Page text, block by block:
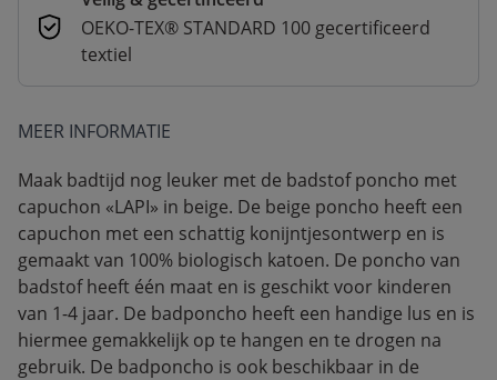
OEKO-TEX® STANDARD 100 gecertificeerd
textiel
MEER INFORMATIE
Maak badtijd nog leuker met de badstof poncho met
capuchon «LAPI» in beige. De beige poncho heeft een
capuchon met een schattig konijntjesontwerp en is
gemaakt van 100% biologisch katoen. De poncho van
badstof heeft één maat en is geschikt voor kinderen
van 1-4 jaar. De badponcho heeft een handige lus en is
hiermee gemakkelijk op te hangen en te drogen na
gebruik. De badponcho is ook beschikbaar in de